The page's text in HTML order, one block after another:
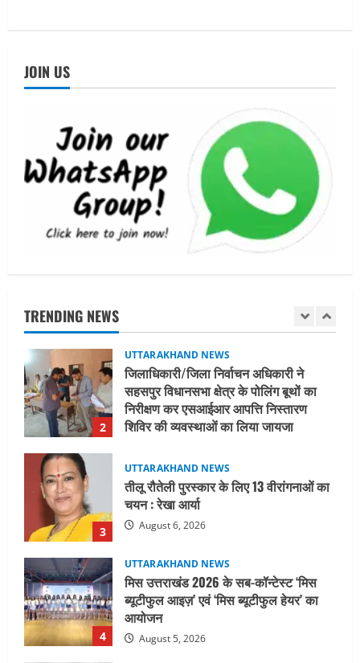
JOIN US
TRENDING NEWS
को मिलेंगे वैश्विक अवसर
1
UTTARAKHAND NEWS
नाबार्ड ने राष्ट्रीय हथकरघा दिवस के अवसर पर
मुंबई में तीन दिवसीय प्रदर्शनी का आयोजन किया
August 7, 2026
2
UTTARAKHAND NEWS
3
UTTARAKHAND NEWS
तीलू रौतेली पुरस्कार के लिए 13 वीरांगनाओं का
चयन : रेखा आर्या
August 6, 2026
4
मिस उत्तराखंड 2026 के सब-कॉन्टेस्ट ‘मिस
ब्यूटीफुल आइज़’ एवं ‘मिस ब्यूटीफुल हेयर’ का
आयोजन
August 5, 2026
5
UTTARAKHAND NEWS
एमआईटी वर्ल्ड पीस यूनिवर्सिटी और जर्मनी के
बीएसबीआई के बीच समझौता; भारतीय छात्रों
को मिलेंगे वैश्विक अवसर
August 5, 2026